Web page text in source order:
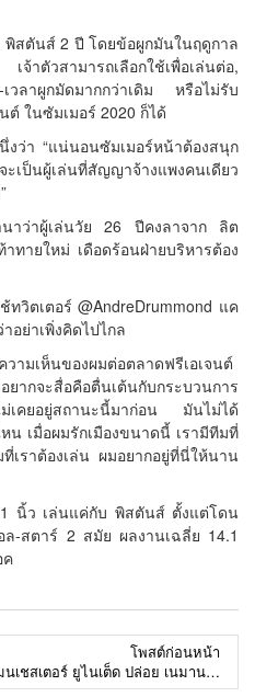
สตันส์ 2 ปี โดยข้อผูกมันในฤดูกาล
าตัวสามารถเลือกใช้เพื่อเล่นต่อ,
เวลาผูกมัดมากกว่าเดิม หรือไม่รับ
ต์ ในซัมเมอร์ 2020 ก็ได้
ว่า “แน่นอนซัมเมอร์หน้าต้องสนุก
ป็นผู้เล่นที่สัญญาจ้างแพงคนเดียว
นาว่าผู้เล่นวัย 26 ปีคงลาจาก ลิต
ทายใหม่ เดือดร้อนฝ่ายบริหารต้อง
วิตเตอร์ @AndreDrummond แค
อย่าเพิ่งคิดไปไกล
ามเห็นของผมต่อตลาดฟรีเอเจนต์
ากจะสื่อคือตื่นเต้นกับกระบวนการ
เคยอยู่สถานะนี้มาก่อน มันไม่ได้
น เมื่อผมรักเมืองขนาดนี้ เรามีทีมที่
เราต้องเล่น ผมอยากอยู่ที่นี่ให้นาน
นิ้ว เล่นแค่กับ พิสตันส์ ตั้งแต่โดน
-สตาร์ 2 สมัย ผลงานเฉลี่ย 14.1
ค
โพสต์ก่อนหน้า
ยูไนเต็ด ปล่อย เนมานยา มาติช ถือว่าพลาด